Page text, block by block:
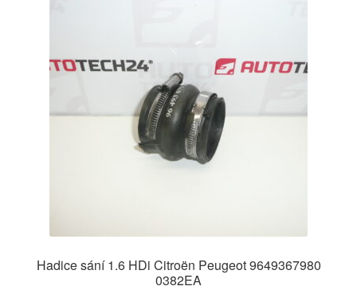
Hadice sání 1.6 HDi Citroën Peugeot 9649367980
0382EA